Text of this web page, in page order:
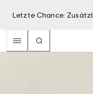
Letzte Chance: